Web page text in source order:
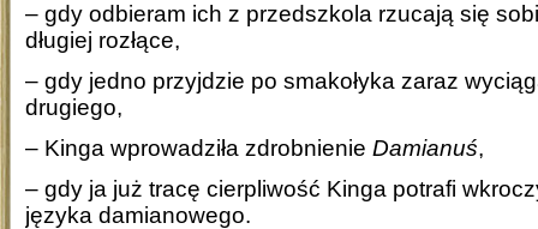
– gdy odbieram ich z przedszkola rzucają się
długiej rozłące,
– gdy jedno przyjdzie po smakołyka zaraz
drugiego,
– Kinga wprowadziła zdrobnienie Damianuś,
– gdy ja już tracę cierpliwość Kinga potrafi
języka damianowego.